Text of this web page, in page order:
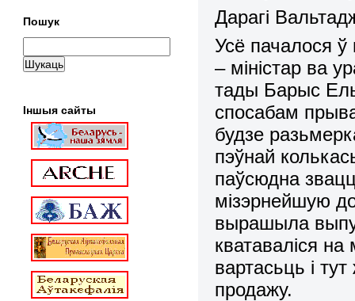
Дарагі
Усё пачалося ў
– міністар ва
тады Барыс
спосабам
будзе
пэўнай
паўсюдна
мізэрнейшую
вырашыла
кватаваліся
вартасьць і
продажу.
Пошук
Іншыя сайты